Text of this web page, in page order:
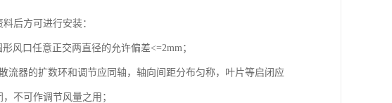
后方可进行安装：
风口任意正交两直径的允许偏差<=2mm；
流器的扩数环和调节应同轴，轴向间距分布匀称，叶片等启闭应
不可作调节风量之用；